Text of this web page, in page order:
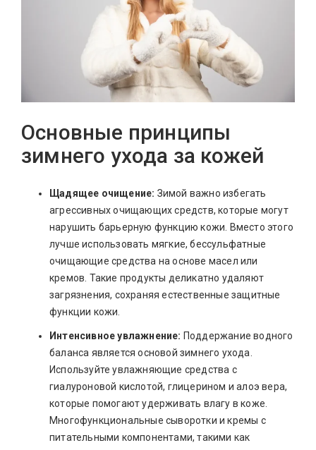
Основные принципы
зимнего ухода за кожей
Щадящее очищение: Зимой важно избегать
агрессивных очищающих средств, которые могут
нарушить барьерную функцию кожи. Вместо этого
лучше использовать мягкие, бессульфатные
очищающие средства на основе масел или
кремов. Такие продукты деликатно удаляют
загрязнения, сохраняя естественные защитные
функции кожи.
Интенсивное увлажнение: Поддержание водного
баланса является основой зимнего ухода.
Используйте увлажняющие средства с
гиалуроновой кислотой, глицерином и алоэ вера,
которые помогают удерживать влагу в коже.
Многофункциональные сыворотки и кремы с
питательными компонентами, такими как